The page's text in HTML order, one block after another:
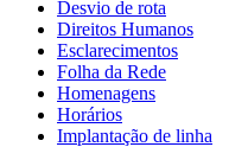
Desvio de rota
Direitos Humanos
Esclarecimentos
Folha da Rede
Homenagens
Horários
Implantação de linha